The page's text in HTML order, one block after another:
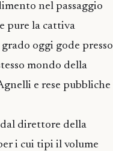
nel passaggio
pure la cattiva
oggi gode presso
mondo della
e rese pubbliche
dal direttore della
i cui tipi il volume